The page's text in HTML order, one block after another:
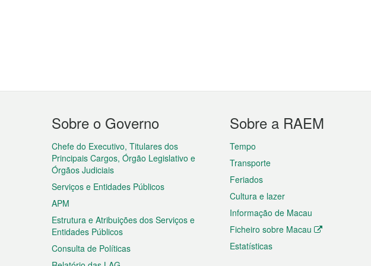
Menu
do
rodapé
Sobre o Governo
Chefe do Executivo, Titulares dos
Principais Cargos, Órgão Legislativo e
Órgãos Judiciais
Serviços e Entidades Públicos
APM
Estrutura e Atribuições dos Serviços e
Entidades Públicos
Consulta de Políticas
Sobre a RAEM
Tempo
Transporte
Feriados
Cultura e lazer
Informação de Macau
Ficheiro sobre Macau
Estatísticas